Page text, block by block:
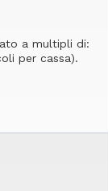
a multipli di:
per cassa).